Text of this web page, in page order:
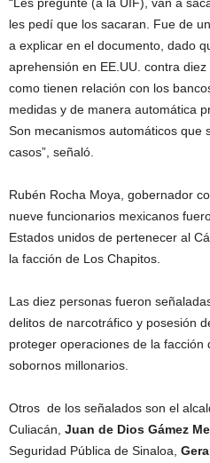
les pedí que los sacaran. Fue de
a explicar en el documento, dado
aprehensión en EE.UU. contra
como tienen relación con los
medidas y de manera automática
Son mecanismos automáticos que
casos”, señaló.
Rubén Rocha Moya, gobernador
nueve funcionarios mexicanos
Estados unidos de pertenecer al
la facción de Los Chapitos.
Las diez personas fueron
delitos de narcotráfico y posesión
proteger operaciones de la
sobornos millonarios.
Otros de los señalados son el
Culiacán, Juan de Dios Gámez
Seguridad Pública de Sinaloa,